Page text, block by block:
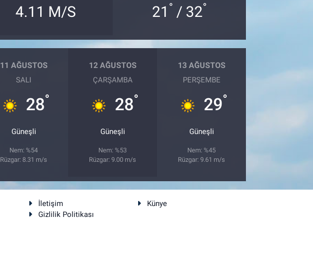
4.11 M/S 21 ° / 32°
11 AĞUSTOS
SALI
28°
Güneşli
Nem: %54
Rüzgar: 8.31 m/s
12 AĞUSTOS
ÇARŞAMBA
28°
Güneşli
Nem: %53
Rüzgar: 9.00 m/s
13 AĞUSTOS
PERŞEMBE
29°
Güneşli
Nem: %45
Rüzgar: 9.61 m/s
İletişim
Künye
Gizlilik Politikası